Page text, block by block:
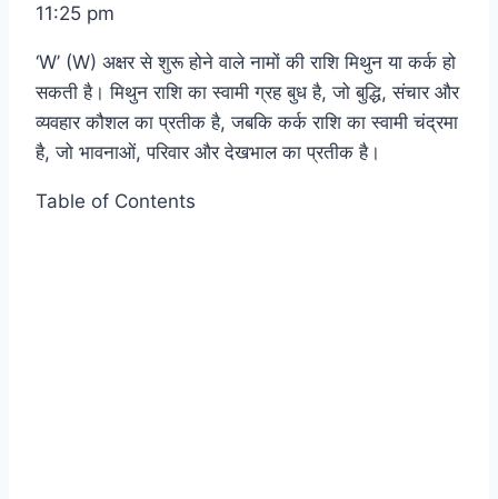
11:25 pm
‘W’ (W) अक्षर से शुरू होने वाले नामों की राशि मिथुन या कर्क हो
सकती है। मिथुन राशि का स्वामी ग्रह बुध है, जो बुद्धि, संचार और
व्यवहार कौशल का प्रतीक है, जबकि कर्क राशि का स्वामी चंद्रमा
है, जो भावनाओं, परिवार और देखभाल का प्रतीक है।
Table of Contents